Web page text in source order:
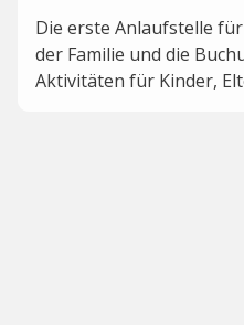
Die erste Anlaufstelle
der Familie und die
Aktivitäten für Kinder,